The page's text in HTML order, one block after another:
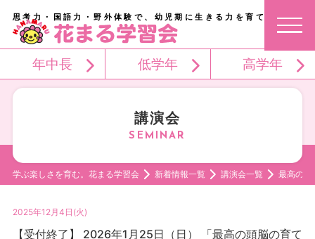
思考力・国語力・野外体験で、幼児期に生きる力を育てる。
年中長 低学年 高学年
講演会
学ぶ楽しさを育む。花まる学習会 新着情報一覧 講演会一覧 最高の頭
2025年12月4日(火)
【受付終了】 2026年1月25日（日） 「最高の頭脳の育て